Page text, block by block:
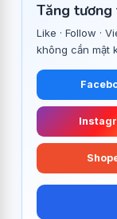
Tăng tương
Like · Follow ·
không cần mật